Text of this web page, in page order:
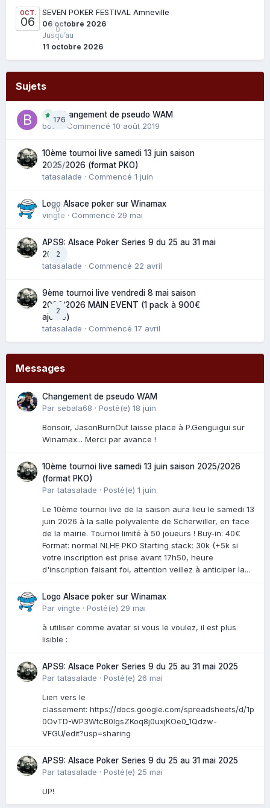
OCT.
06
0
SEVEN POKER FESTIVAL Amneville
06 octobre 2026
Jusqu’au
11 octobre 2026
Sujets
176
Changement de pseudo WAM
bouli
· Commencé 10 août 2019
0
10ème tournoi live samedi 13 juin saison
2025/2026 (format PKO)
tatasalade · Commencé 1 juin
0
Logo Alsace poker sur Winamax
vingte · Commencé 29 mai
2
APS9: Alsace Poker Series 9 du 25 au 31 mai
2025
tatasalade · Commencé 22 avril
2
9ème tournoi live vendredi 8 mai saison
2025/2026 MAIN EVENT (1 pack à 900€
ajouté)
tatasalade · Commencé 17 avril
Messages
Changement de pseudo WAM
Par sebala68 · Posté(e) 18 juin
Bonsoir, JasonBurnOut laisse place à P.Genguigui sur
Winamax... Merci par avance !
10ème tournoi live samedi 13 juin saison 2025/2026
(format PKO)
Partatasalade · Posté(e) 1 juin
Le 10ème tournoi live de la saison aura lieu le samedi 13
juin 2026 à la salle polyvalente de Scherwiller, en face
de la mairie. Tournoi limité à 50 joueurs ! Buy-in: 40€
Format: normal NLHE PKO Starting stack: 30k (+5k si
votre inscription est prise avant 17h50, heure
d'inscription faisant foi, attention veillez à anticiper la...
Logo Alsace poker sur Winamax
Par vingte · Posté(e) 29 mai
à utiliser comme avatar si vous le voulez, il est plus
lisible :
APS9: Alsace Poker Series 9 du 25 au 31 mai 2025
Partatasalade · Posté(e) 26 mai
Lien vers le
classement: https://docs.google.com/spreadsheets/d/1p
0OvTD-WP3WtcB0lgsZKoq8j0uxjKOe0_1Qdzw-
VFGU/edit?usp=sharing
APS9: Alsace Poker Series 9 du 25 au 31 mai 2025
Partatasalade · Posté(e) 25 mai
UP!